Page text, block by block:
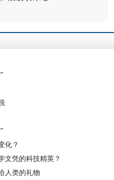
化？
文凭的科技精英？
人类的礼物